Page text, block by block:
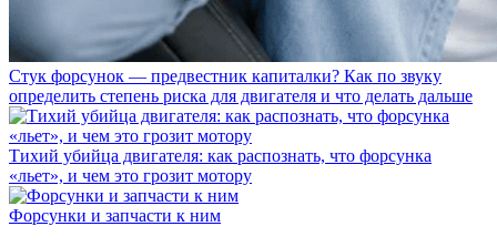
Стук форсунок — предвестник капиталки? Как по звуку
определить степень риска для двигателя и что делать дальше
Тихий убийца двигателя: как распознать, что форсунка
«льет», и чем это грозит мотору
Форсунки и запчасти к ним